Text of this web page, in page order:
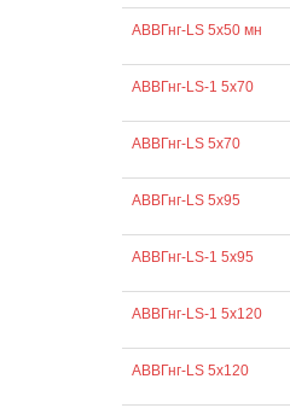
АВВГнг-LS 5х50 мн
АВВГнг-LS-1 5х70
АВВГнг-LS 5х70
АВВГнг-LS 5х95
АВВГнг-LS-1 5х95
АВВГнг-LS-1 5х120
АВВГнг-LS 5х120